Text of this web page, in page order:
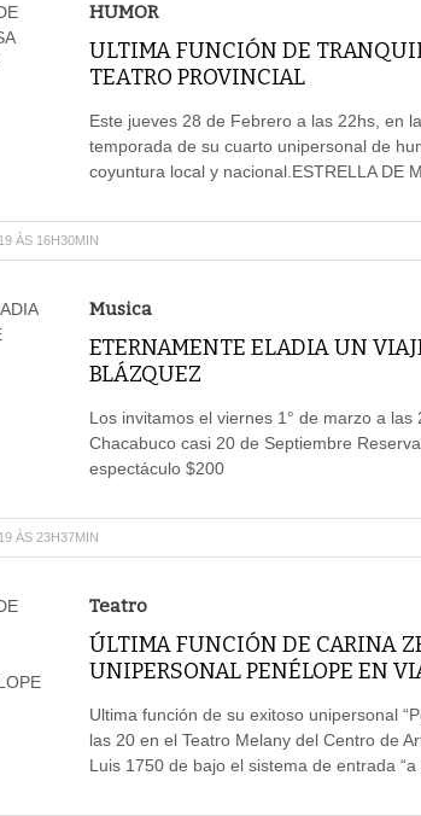
HUMOR
ULTIMA FUNCIÓN DE
TEATRO PROVINCIAL
Este jueves 28 de Febrero a las 22hs, en
temporada de su cuarto unipersonal de
coyuntura local y nacional.ESTRELLA DE
ÀS 16H30MIN
Musica
ETERNAMENTE ELADIA UN
BLÁZQUEZ
Los invitamos el viernes 1° de marzo a
Chacabuco casi 20 de Septiembre
espectáculo $200
ÀS 23H37MIN
Teatro
ÚLTIMA FUNCIÓN DE CARINA
UNIPERSONAL PENÉLOPE EN
Ultima función de su exitoso unipersonal
las 20 en el Teatro Melany del Centro de
Luis 1750 de bajo el sistema de entrada “a